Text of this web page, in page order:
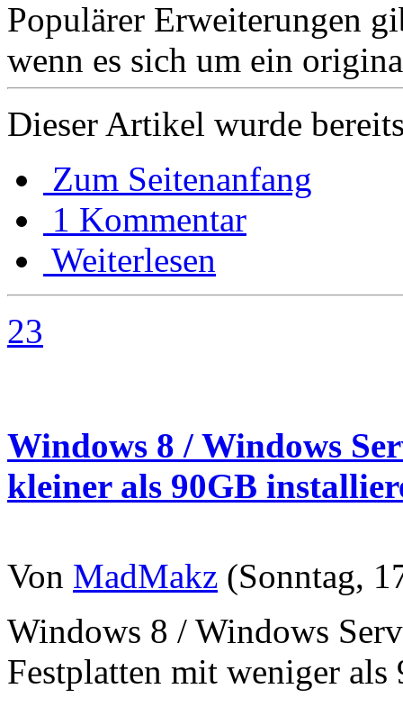
Populärer Erweiterungen
wenn es sich um ein
Dieser Artikel wurde
Zum Seitenanfang
1 Kommentar
Weiterlesen
23
Windows 8 / Windows
kleiner als 90GB
Von MadMakz (Sonntag,
Windows 8 / Windows
Festplatten mit weniger